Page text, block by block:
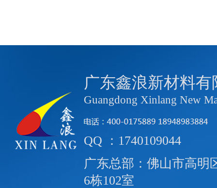
广东鑫浪新材料有
Guangdong Xinlang New
QQ ：1740109044
广东总部：佛山市高明
6栋102室